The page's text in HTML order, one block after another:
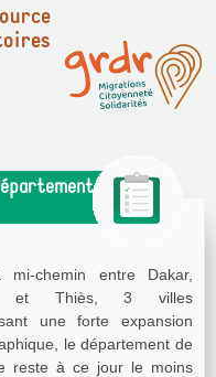
mi-chemin entre Dakar,
et Thiès, 3 villes
une forte expansion
le département de
reste à ce jour le moins